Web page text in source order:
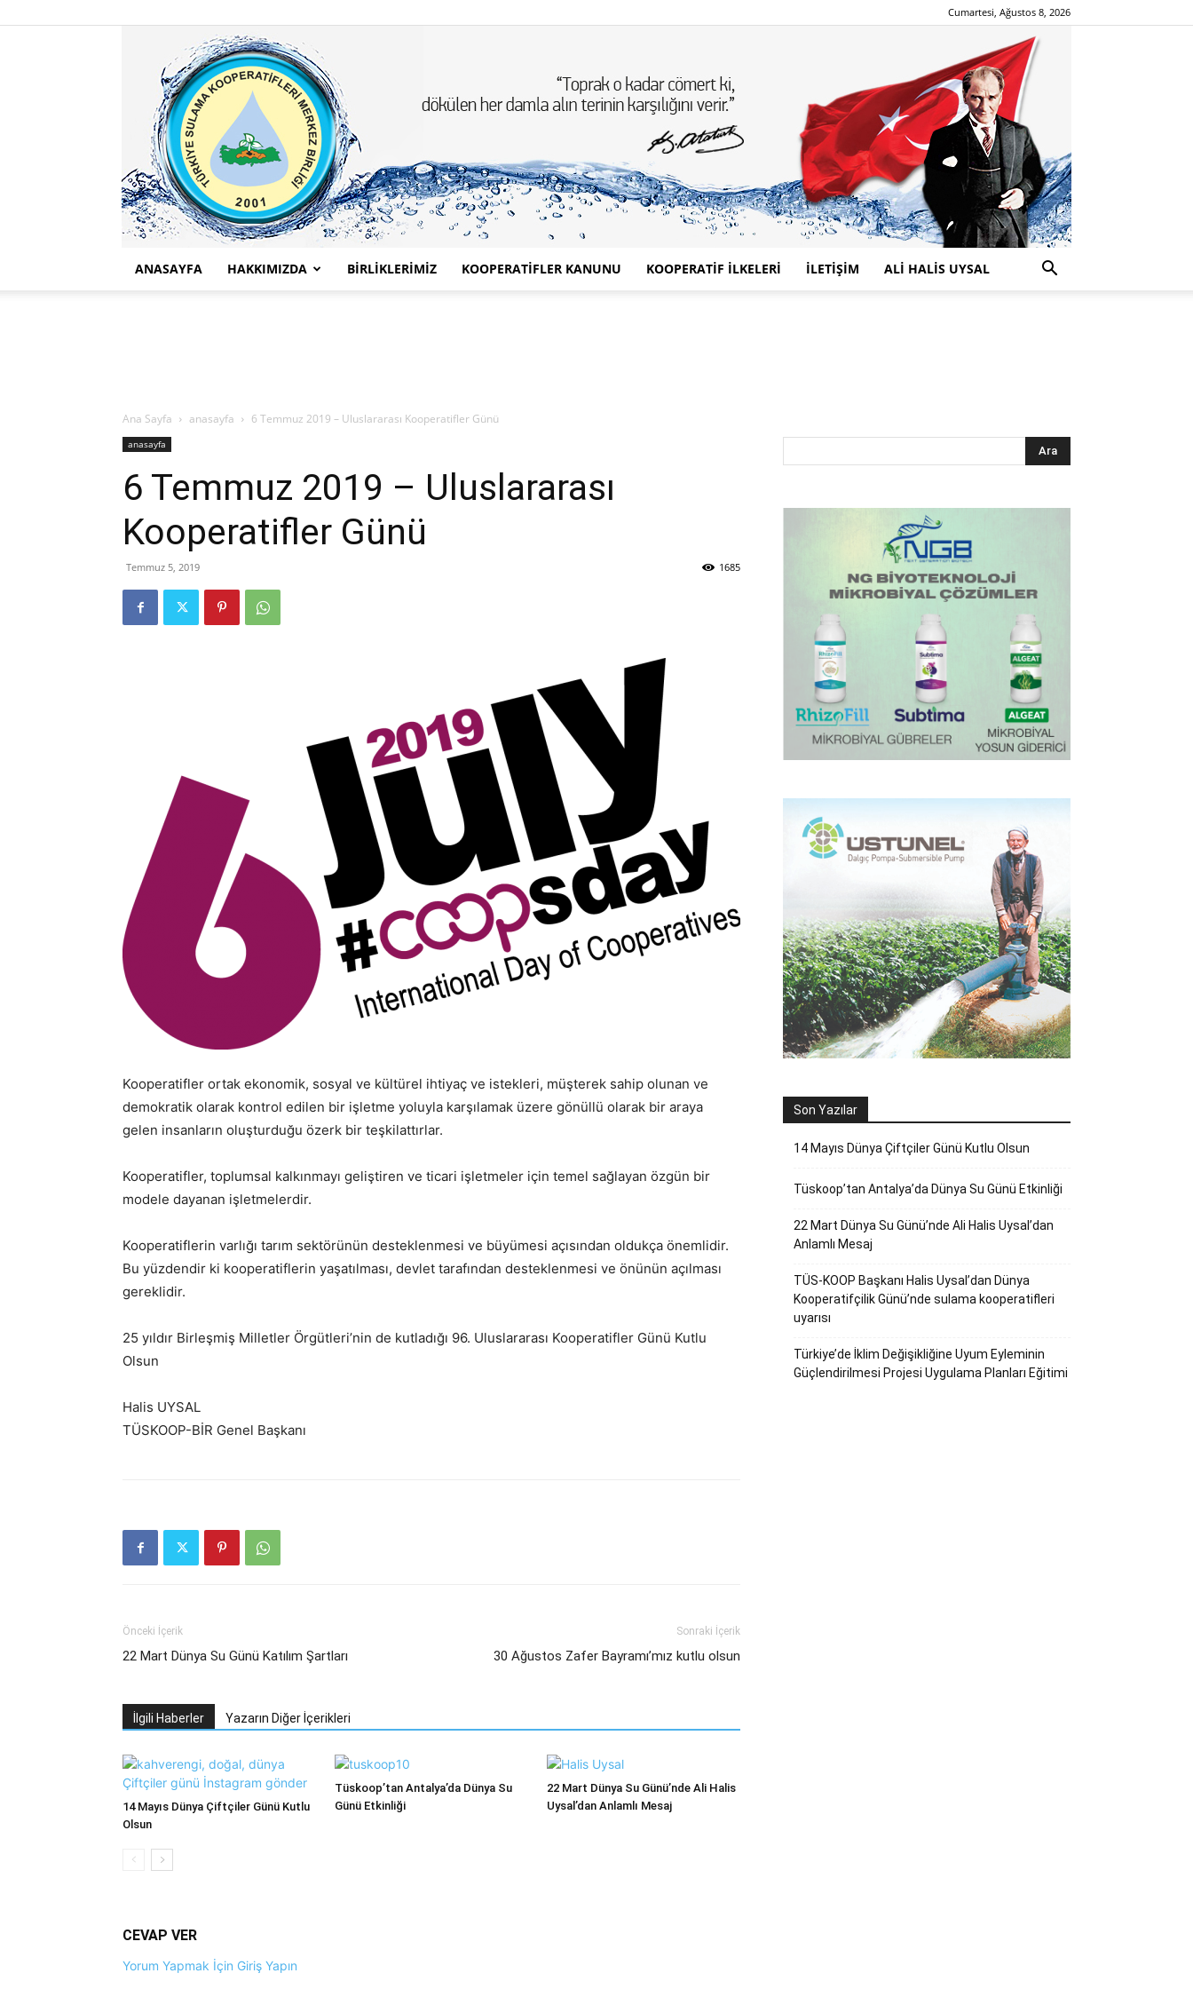
Cumartesi, Ağustos 8, 2026
ANASAYFA HAKKIMIZDA BİRLİKLERİMİZ KOOPERATİFLER KANUNU KOOPERATİF İLKELERİ İLETİŞİM ALİ HALİS UYSAL
Ana Sayfa anasayfa 6 Temmuz 2019 – Uluslararası Kooperatifler Günü
anasayfa
6 Temmuz 2019 – Uluslararası
Kooperatifler Günü
Temmuz 5, 2019 1685
Kooperatifler ortak ekonomik, sosyal ve kültürel ihtiyaç ve istekleri, müşterek sahip olunan ve
demokratik olarak kontrol edilen bir işletme yoluyla karşılamak üzere gönüllü olarak bir araya
gelen insanların oluşturduğu özerk bir teşkilattırlar.
Kooperatifler, toplumsal kalkınmayı geliştiren ve ticari işletmeler için temel sağlayan özgün bir
modele dayanan işletmelerdir.
Kooperatiflerin varlığı tarım sektörünün desteklenmesi ve büyümesi açısından oldukça önemlidir.
Bu yüzdendir ki kooperatiflerin yaşatılması, devlet tarafından desteklenmesi ve önünün açılması
gereklidir.
25 yıldır Birleşmiş Milletler Örgütleri’nin de kutladığı 96. Uluslararası Kooperatifler Günü Kutlu
Olsun
Halis UYSAL
TÜSKOOP-BİR Genel Başkanı
Önceki İçerik
22 Mart Dünya Su Günü Katılım Şartları
Sonraki İçerik
30 Ağustos Zafer Bayramı’mız kutlu olsun
İlgili Haberler Yazarın Diğer İçerikleri
14 Mayıs Dünya Çiftçiler Günü Kutlu
Olsun
Tüskoop’tan Antalya’da Dünya Su
Günü Etkinliği
22 Mart Dünya Su Günü’nde Ali Halis
Uysal’dan Anlamlı Mesaj
CEVAP VER
Yorum Yapmak İçin Giriş Yapın
Son Yazılar
14 Mayıs Dünya Çiftçiler Günü Kutlu Olsun
Tüskoop’tan Antalya’da Dünya Su Günü Etkinliği
22 Mart Dünya Su Günü’nde Ali Halis Uysal’dan
Anlamlı Mesaj
TÜS-KOOP Başkanı Halis Uysal’dan Dünya
Kooperatifçilik Günü’nde sulama kooperatifleri
uyarısı
Türkiye’de İklim Değişikliğine Uyum Eyleminin
Güçlendirilmesi Projesi Uygulama Planları Eğitimi